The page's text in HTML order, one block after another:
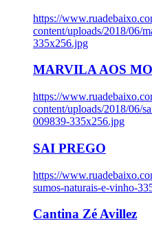
https://
content/uploads/2018/06/
335x256.jpg
MARVILA AOS
https://
content/uploads/2018/06/
009839-335x256.jpg
SAI PREGO
https://
sumos-naturais-e-vinho-
Cantina Zé Avillez